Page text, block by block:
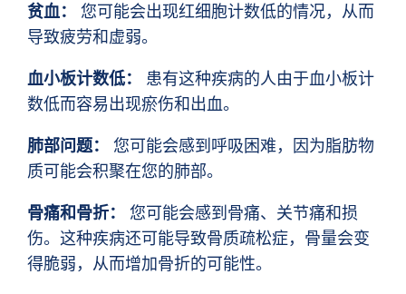
贫血：
您可能会出现红细胞计数低的情况，从而
导致疲劳和虚弱。
血小板计数低：
患有这种疾病的人由于血小板计
数低而容易出现瘀伤和出血。
肺部问题：
您可能会感到呼吸困难，因为脂肪物
质可能会积聚在您的肺部。
骨痛和骨折：
您可能会感到骨痛、关节痛和损
伤。这种疾病还可能导致骨质疏松症，骨量会变
得脆弱，从而增加骨折的可能性。